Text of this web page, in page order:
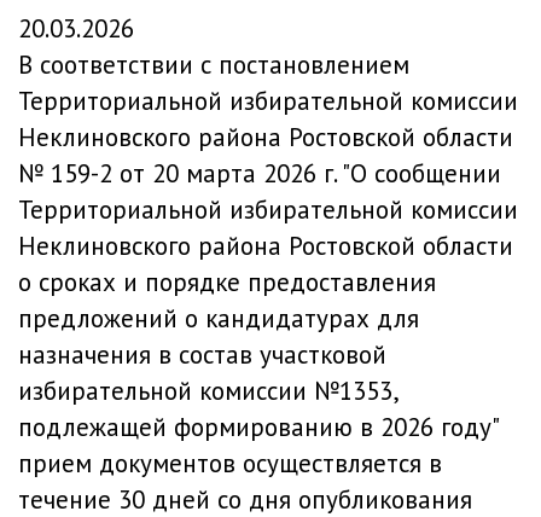
20.03.2026
В соответствии с постановлением
Территориальной избирательной комиссии
Неклиновского района Ростовской области
№ 159-2 от 20 марта 2026 г. "О сообщении
Территориальной избирательной комиссии
Неклиновского района Ростовской области
о сроках и порядке предоставления
предложений о кандидатурах для
назначения в состав участковой
избирательной комиссии №1353,
подлежащей формированию в 2026 году"
прием документов осуществляется в
течение 30 дней со дня опубликования